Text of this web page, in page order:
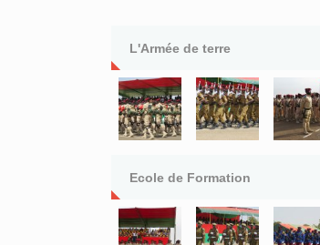
L'Armée de terre
Ecole de Formation